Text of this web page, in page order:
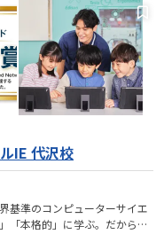
IE 代沢校
基準のコンピューターサイエ
「本格的」に学ぶ。だから、